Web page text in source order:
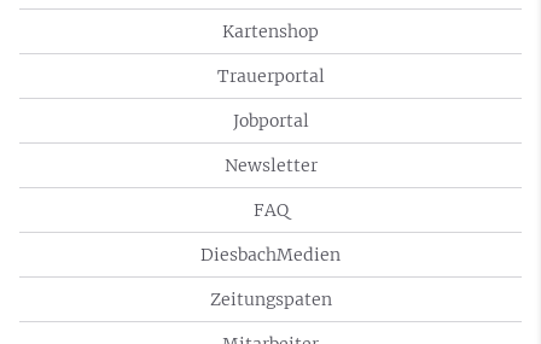
Kartenshop
Trauerportal
Jobportal
Newsletter
FAQ
DiesbachMedien
Zeitungspaten